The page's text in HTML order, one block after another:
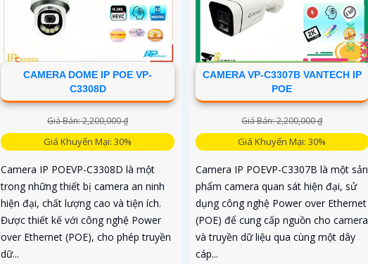
CAMERA DOME IP POE VP-
C3308D
Giá Bán: 2,200,000 ₫
Giá Khuyến Mại: 30%
Camera IP POEVP-C3308D là một
trong những thiết bị camera an ninh
hiện đại, chất lượng cao và tiện ích.
Được thiết kế với công nghệ Power
over Ethernet (POE), cho phép truyền
dữ...
CAMERA VP-C3307B VANTECH IP
POE
Giá Bán: 2,200,000 ₫
Giá Khuyến Mại: 30%
Camera IP POEVP-C3307B là một sản
phẩm camera quan sát hiện đại, sử
dụng công nghệ Power over Ethernet
(POE) để cung cấp nguồn cho camera
và truyền dữ liệu qua cùng một dây
cáp...